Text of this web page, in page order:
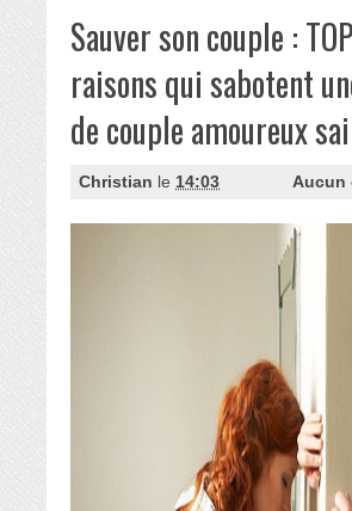
Sauver son couple :
raisons qui sabotent
de couple amoureux
Christian le 14:03 Aucun